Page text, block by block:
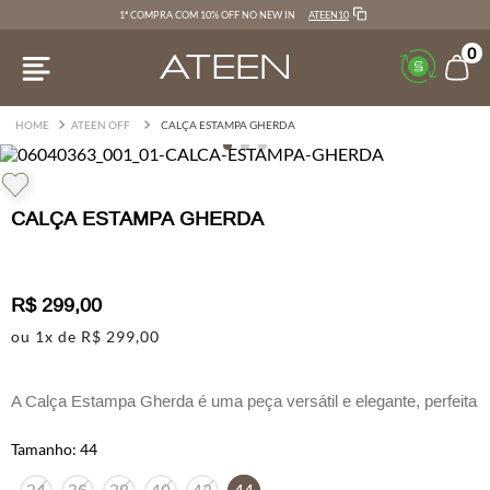
1ª COMPRA COM 10% OFF NO NEW IN ATEEN10
0
ATEEN OFF CALÇA ESTAMPA GHERDA
CALÇA ESTAMPA GHERDA
R$ 299,00
ou 1x de R$ 299,00
A Calça Estampa Gherda é uma peça versátil e elegante, perfeita
adaptando-se ao corpo de forma fluida. Ela conta com passantes
44